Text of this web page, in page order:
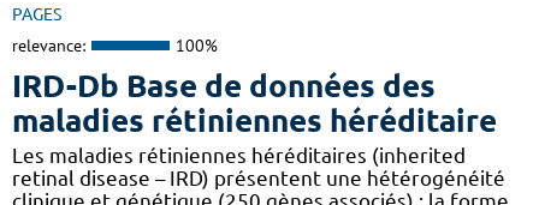
PAGES
relevance: 100%
IRD-Db Base de données des
maladies rétiniennes héréditaire
Les maladies rétiniennes héréditaires (inherited
retinal disease – IRD) présentent une hétérogénéité